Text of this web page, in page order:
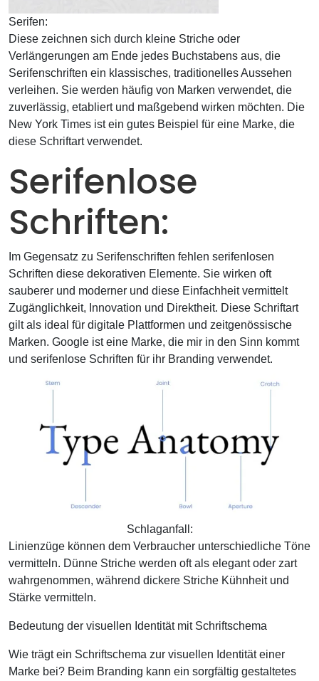
Serifen:
Diese zeichnen sich durch kleine Striche oder
Verlängerungen am Ende jedes Buchstabens aus, die
Serifenschriften ein klassisches, traditionelles Aussehen
verleihen. Sie werden häufig von Marken verwendet, die
zuverlässig, etabliert und maßgebend wirken möchten. Die
New York Times ist ein gutes Beispiel für eine Marke, die
diese Schriftart verwendet.
Serifenlose
Schriften:
Im Gegensatz zu Serifenschriften fehlen serifenlosen
Schriften diese dekorativen Elemente. Sie wirken oft
sauberer und moderner und diese Einfachheit vermittelt
Zugänglichkeit, Innovation und Direktheit. Diese Schriftart
gilt als ideal für digitale Plattformen und zeitgenössische
Marken. Google ist eine Marke, die mir in den Sinn kommt
und serifenlose Schriften für ihr Branding verwendet.
Schlaganfall:
Linienzüge können dem Verbraucher unterschiedliche Töne
vermitteln. Dünne Striche werden oft als elegant oder zart
wahrgenommen, während dickere Striche Kühnheit und
Stärke vermitteln.
Bedeutung der visuellen Identität mit Schriftschema
Wie trägt ein Schriftschema zur visuellen Identität einer
Marke bei? Beim Branding kann ein sorgfältig gestaltetes